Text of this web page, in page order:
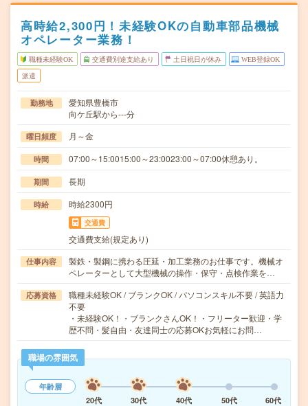
高時給2,300円！未経験OKの自動車部品機械
オペレーター業務！
職種未経験OK 交通費別途支給あり 土日祝日が休み WEB登録OK
派遣
勤務地
愛知県豊橋市
向ケ丘駅から---分
曜日頻度 月～金
時間 07:00～15:0015:00～23:0023:00～07:00休憩あり。
期間 長期
時給 時給2300円
交通費
交通費支給(規定あり)
仕事内容
製鉄・製鋼に携わる圧延・加工業務のお仕事です。機械オ
ペレーターとして大型機械の操作・保守・点検作業を…
応募資格
職種未経験OK / ブランクOK / パソコンスキル不要 / 英語力
不要
・未経験OK！・ブランクさんOK！・フリーター歓迎・学
歴不問・髪自由・友達同士の応募OKお気軽にお問…
職場の雰囲気
年齢層
20代
30代 40代 50代
60代